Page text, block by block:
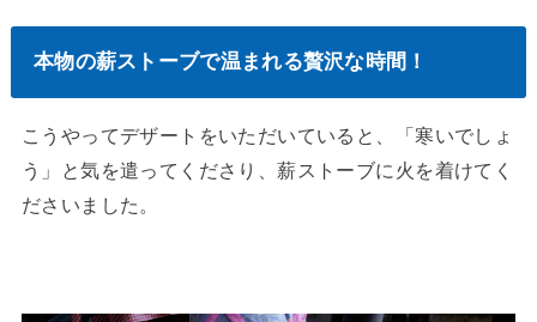
本物の薪ストーブで温まれる贅沢な時間！
こうやってデザートをいただいていると、「寒いでしょ
う」と気を遣ってくださり、薪ストーブに火を着けてく
ださいました。